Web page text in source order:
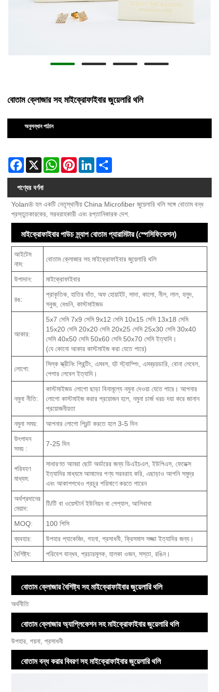
বোতাম ক্লোজার সহ মাইক্রোফাইবার জুয়েলারি থলি
অনুসন্ধান পাঠান
Facebook
X WhatsAppPinterestLinkedIn
পণ্যের বর্ণনা
Yolan® হল একটি নেতৃস্থানীয় China Microfiber জুয়েলারি থলি সঙ্গে বোতাম বন্ধ
প্রস্তুতকারকের, সরবরাহকারী এবং রপ্তানিকারক দেশ.
মাইক্রোফাইবার পাউচ স্ন্যাপ বোতাম প্যারামিটার (স্পেসিফিকেশন)
আইটেম
নাম:
বোতাম ক্লোজার সহ মাইক্রোফাইবার জুয়েলারি থলি
উপাদান: মাইক্রোফাইবার
রঙ:
প্রাকৃতিক, হাতির দাঁত, অফ হোয়াইট, সাদা, কালো, নীল, লাল, হলুদ,
সবুজ, বেগুনি, কাস্টমাইজড
আকার:
5x7 সেমি 7x9 সেমি 9x12 সেমি 10x15 সেমি 13x18 সেমি
15x20 সেমি 20x20 সেমি 20x25 সেমি 25x30 সেমি 30x40
সেমি 40x50 সেমি 50x60 সেমি 50x70 সেমি ইত্যাদি।
(যে কোনো আকার কাস্টমাইজ করা যেতে পারে)
লোগো:
সিল্ক স্ক্রীনিং প্রিন্টিং, এমবস, হট স্ট্যাম্পিং, এমব্রয়ডারি, বোনা লেবেল,
পেপার লেবেল ইত্যাদি।
নমুনা নীতি:
কাস্টমাইজড লোগো ছাড়া বিনামূল্যে নমুনা দেওয়া যেতে পারে। আপনার
লোগো কাস্টমাইজ করার প্রয়োজন হলে, নমুনা চার্জ খরচ দয়া করে জানান
প্রয়োজনীয়তা
নমুনা সময়:
আপনার লোগো প্রিন্ট করতে হলে 3-5 দিন
উৎপাদন
সময় :
7-25 দিন
পরিবহণ
মাধ্যম:
সাধারণত আমরা ছোট অর্ডারের জন্য ডিএইচএল, ইউপিএস, ফেডেক্স
ইত্যাদির মাধ্যমে আমাদের পণ্য সরবরাহ করি, এছাড়াও আপনি সমুদ্র
এবং আকাশপথেও প্রচুর পরিমাণে করতে পারেন
অর্থপ্রদানের
মেয়াদ:
টি/টি বা ওয়েস্টার্ন ইউনিয়ন বা পেপ্যাল, আলিবাবা
MOQ:
100 পিসি
ব্যবহার:
উপহার প্যাকেজিং, গহনা, প্রসাধনী, ক্রিসমাস সজ্জা ইত্যাদির জন্য।
বৈশিষ্ট্য:
পরিবেশ বান্ধব, প্রচারমূলক, হালকা ওজন, সস্তা, রঙিন।
বোতাম ক্লোজার বৈশিষ্ট্য সহ মাইক্রোফাইবার জুয়েলারি থলি
অর্থনীতি
বোতাম ক্লোজার অ্যাপ্লিকেশন সহ মাইক্রোফাইবার জুয়েলারি থলি
উপহার, গয়না, প্রসাধনী
বোতাম বন্ধ করার বিবরণ সহ মাইক্রোফাইবার জুয়েলারি থলি